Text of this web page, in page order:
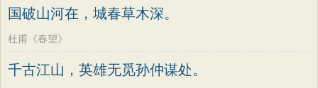
国破山河在，城春草木深。
杜甫《春望》
千古江山，英雄无觅孙仲谋处。